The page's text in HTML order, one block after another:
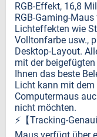
RGB-Effekt, 16,8
RGB-Gaming-
Lichteffekten wie
Volltonfarbe usw.,
Desktop-Layout.
mit der
Ihnen das beste
Licht kann mit
Computermaus
nicht möchten.
⚡️【Tracking-